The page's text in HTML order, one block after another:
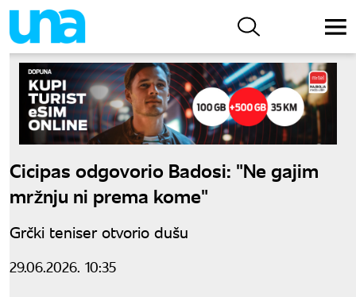
Cicipas odgovorio Badosi: "Ne gajim
mržnju ni prema kome"
Grčki teniser otvorio dušu
29.06.2026. 10:35